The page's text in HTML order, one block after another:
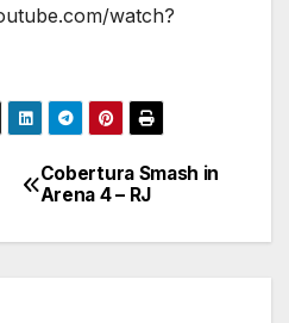
watch?
Cobertura Smash in
Arena 4 – RJ